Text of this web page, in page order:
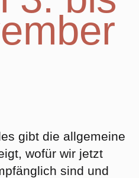
gibt die allgemeine
wofür wir jetzt
sind und